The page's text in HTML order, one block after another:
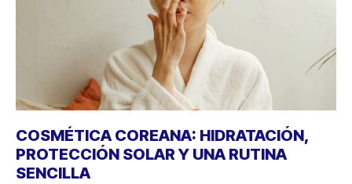
COSMÉTICA COREANA: HIDRATACIÓN,
PROTECCIÓN SOLAR Y UNA RUTINA
SENCILLA